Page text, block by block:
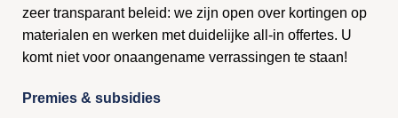
zeer transparant beleid: we zijn open over kortingen op
materialen en werken met duidelijke all-in offertes. U
komt niet voor onaangename verrassingen te staan!
Premies & subsidies